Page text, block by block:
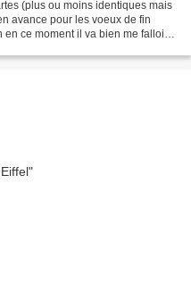
(plus ou moins identiques mais
avance pour les voeux de fin
ce moment il va bien me falloir 3